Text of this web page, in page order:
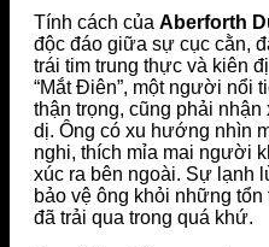
Tính cách của Aberforth
độc đáo giữa sự cục cằn,
trái tim trung thực và kiên
“Mắt Điên”, một người nổi
thận trọng, cũng phải nhận
dị. Ông có xu hướng nhìn
nghi, thích mỉa mai người
xúc ra bên ngoài. Sự lạnh
bảo vệ ông khỏi những
đã trải qua trong quá khứ.